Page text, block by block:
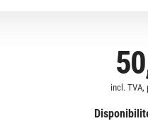
incl. TVA,